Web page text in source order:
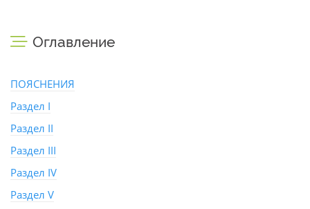
Оглавление
ПОЯСНЕНИЯ
Раздел I
Раздел II
Раздел III
Раздел IV
Раздел V